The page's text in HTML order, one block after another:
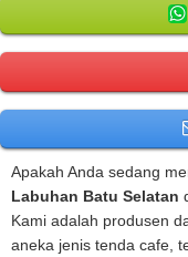
Apakah Anda sedang
Labuhan Batu Selatan
Kami adalah produsen
aneka jenis tenda cafe,